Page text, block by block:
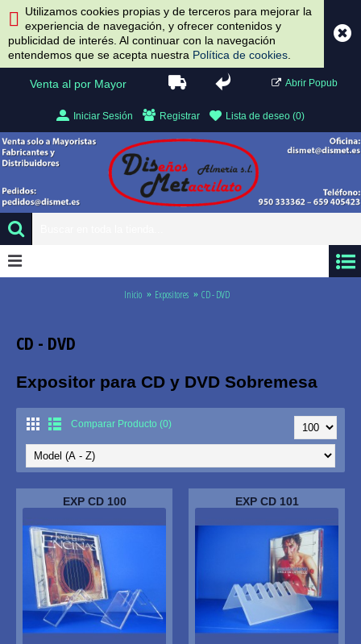
Utilizamos cookies propias y de terceros para mejorar la
experiencia de navegación, y ofrecer contenidos y
publicidad de interés. Al continuar con la navegación
entendemos que se acepta nuestra Política de cookies
Venta al por Mayor Abrir Popub
Iniciar Sesión Registrar Lista de deseo (0)
Inicio Expositores CD - DVD
CD - DVD
Expositor para CD y DVD Sobremesa
Comparar Producto (0)
EXP CD 100 EXP CD 101